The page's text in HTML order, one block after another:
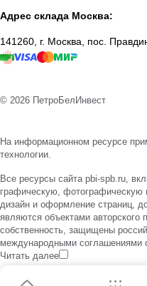
Адрес склада Москва:
141260, г. Москва, пос.
© 2026 ПетроБелИнвест
На информационном ресурсе
технологии.
Все ресурсы сайта pbi-spb.ru,
графическую, фотографическую
дизайн и оформление страниц,
являются объектами авторского
собственность, защищены
международными соглашениями
Читать далее